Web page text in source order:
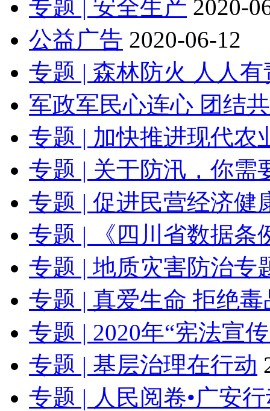
专题 | 安全生产 2020-
公益广告 2020-06-12
专题 | 森林防火 人人有
军政军民心连心 团结
专题 | 加快推进现代农
专题 | 关于防汛，你需
专题 | 促进民营经济健
专题 | 《四川省数据条
专题 | 地质灾害防治专
专题 | 真爱生命 拒绝毒
专题 | 2020年“宪法宣
专题 | 基层治理在行动
专题 | 人民阅卷•广安